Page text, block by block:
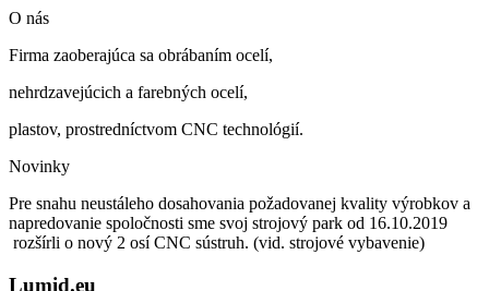
O nás
Firma zaoberajúca sa obrábaním ocelí,
nehrdzavejúcich a farebných ocelí,
plastov, prostredníctvom CNC technológií.
Novinky
Pre snahu neustáleho dosahovania požadovanej kvality výrobkov a
napredovanie spoločnosti sme svoj strojový park od 16.10.2019
rozšírli o nový 2 osí CNC sústruh. (vid. strojové vybavenie)
Lumid.eu